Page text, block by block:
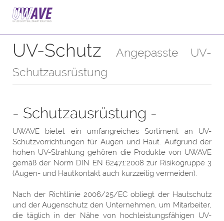
Startseite
UV-Schutz
Angepasste UV-
Schutzausrüstung
- Schutzausrüstung -
UWAVE bietet ein umfangreiches Sortiment an UV-
Schutzvorrichtungen für Augen und Haut. Aufgrund der
hohen UV-Strahlung gehören die Produkte von UWAVE
gemäß der Norm DIN EN 62471:2008 zur Risikogruppe 3
(Augen- und Hautkontakt auch kurzzeitig vermeiden).
Nach der Richtlinie 2006/25/EC obliegt der Hautschutz
und der Augenschutz den Unternehmen, um Mitarbeiter,
die täglich in der Nähe von hochleistungsfähigen UV-